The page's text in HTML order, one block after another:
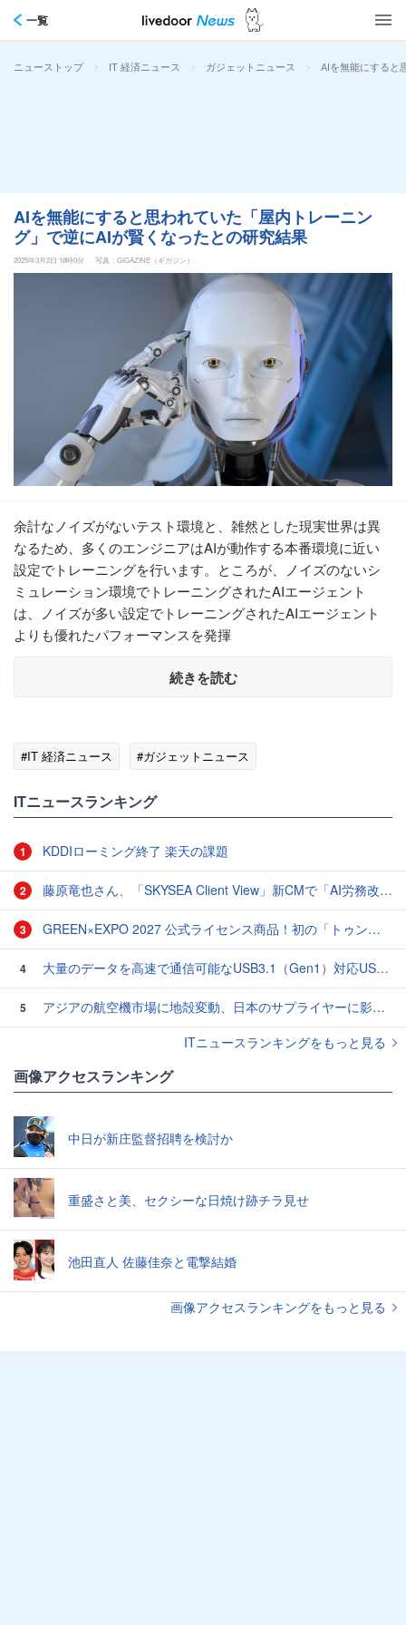
一覧
ニューストップ > IT 経済ニュース > ガジェットニュース > AIを無能にすると
AIを無能にすると思われていた「屋内トレーニン
グ」で逆にAIが賢くなったとの研究結果
2025年3月2日 18時0分 写真：GIGAZINE（ギガジン）
余計なノイズがないテスト環境と、雑然とした現実世界は異
なるため、多くのエンジニアはAIが動作する本番環境に近い
設定でトレーニングを行います。ところが、ノイズのないシ
ミュレーション環境でトレーニングされたAIエージェント
は、ノイズが多い設定でトレーニングされたAIエージェント
よりも優れたパフォーマンスを発揮
続きを読む
#IT 経済ニュース #ガジェットニュース
ITニュースランキング
1 KDDIローミング終了 楽天の課題
2 藤原竜也さん、「SKYSEA Client View」新CMで「AI労務改善」をアピール 働き方をAIが分析したら「すぐに休んで」と言われる？
3 GREEN×EXPO 2027 公式ライセンス商品！初の「トゥンクトゥンク」公式LINEスタンプ、販売開始
4 大量のデータを高速で通信可能なUSB3.1（Gen1）対応USB TypeC - USB TypeAケーブル
5
アジアの航空機市場に地殻変動、日本のサプライヤーに影響も
ITニュースランキングをもっと見る
画像アクセスランキング
中日が新庄監督招聘を検討か
重盛さと美、セクシーな日焼け跡チラ見せ
池田直人 佐藤佳奈と電撃結婚
画像アクセスランキングをもっと見る